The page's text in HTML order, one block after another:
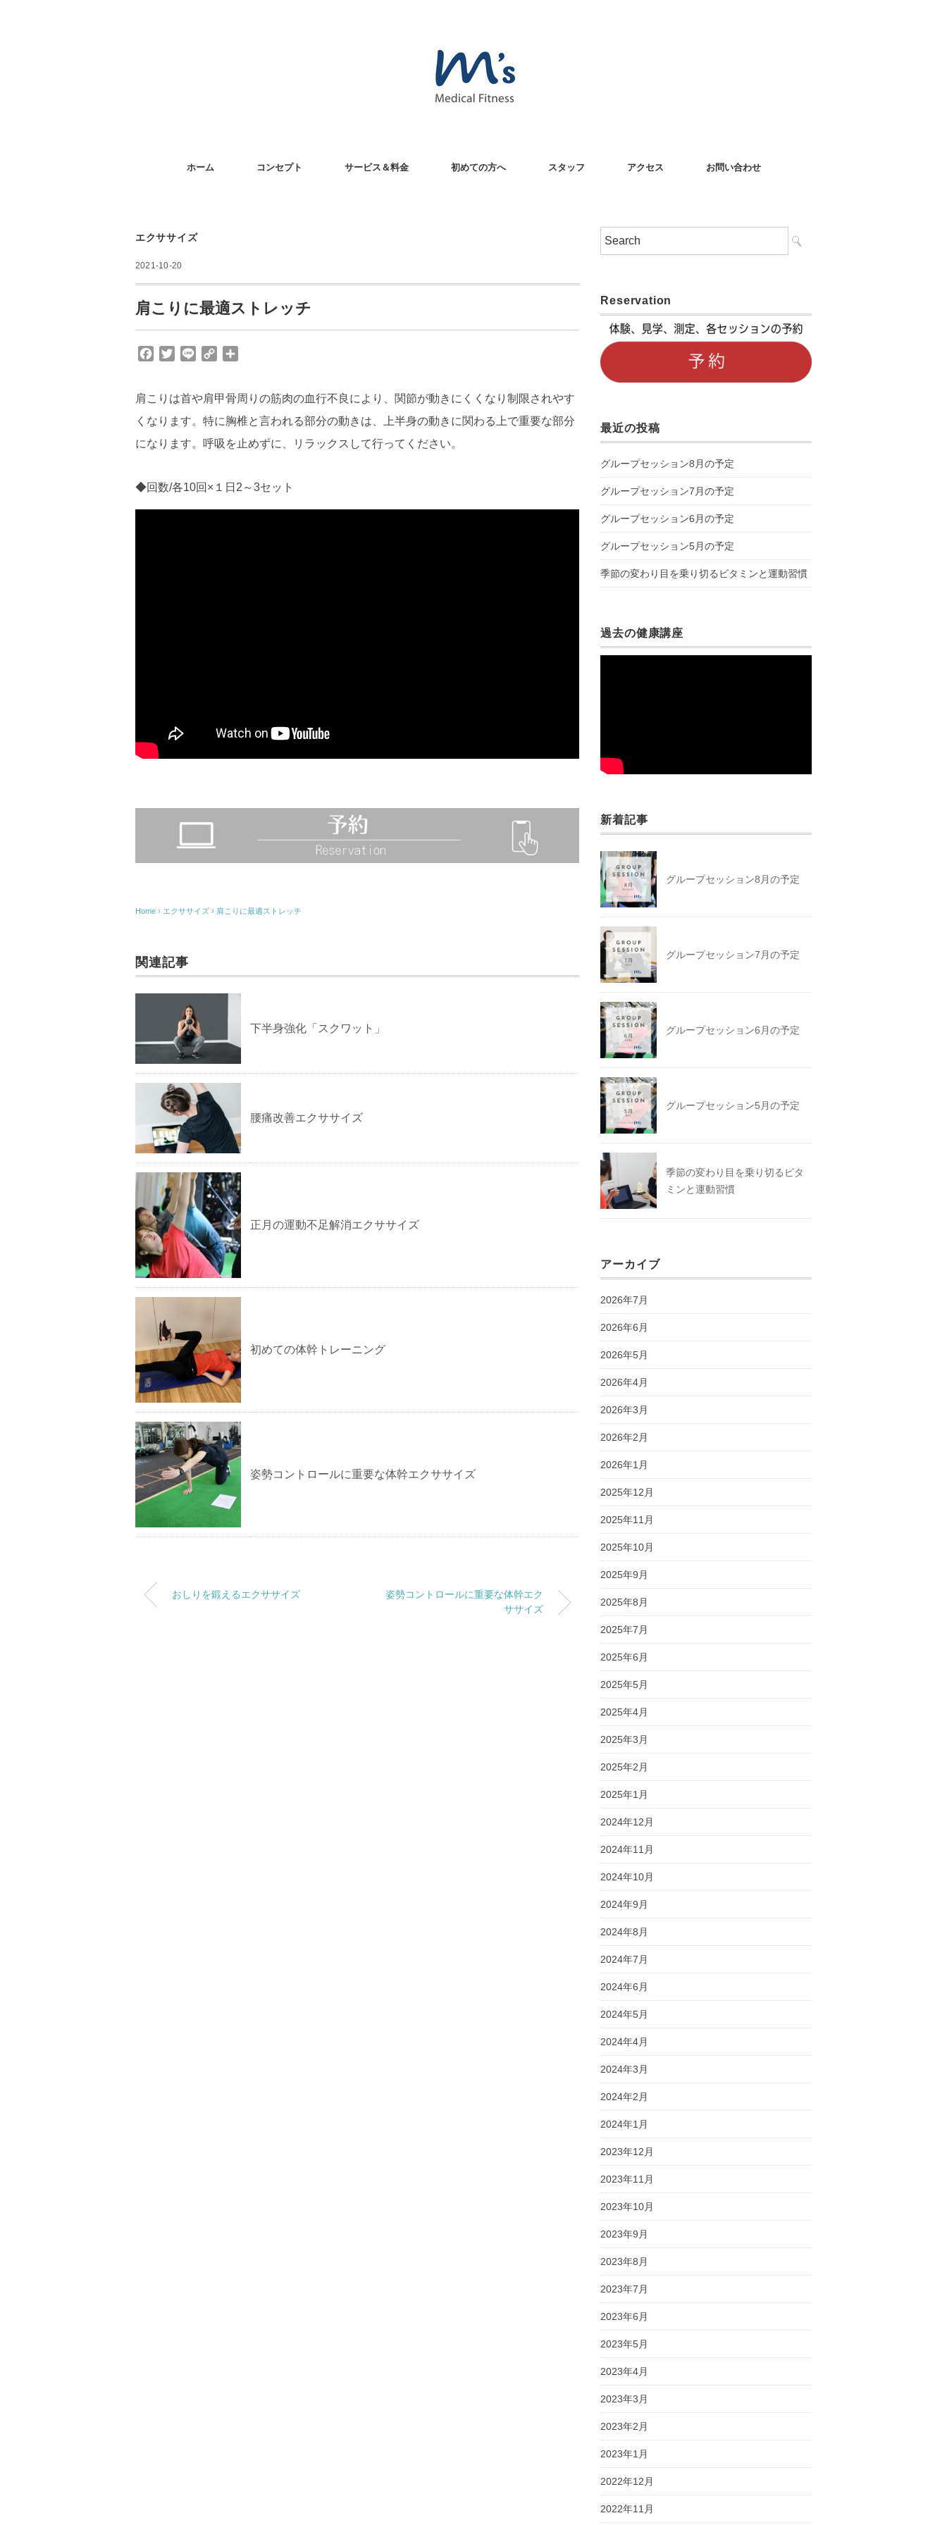
ホーム コンセプト サービス＆料金 初めての方へ スタッフ アクセス お問い合わせ
エクササイズ
2021-10-20
肩こりに最適ストレッチ
e
o
t
t
r
e
y
L
n
肩こりは首や肩甲骨周りの筋肉の血行不良により、関節が動きにくくなり制限されやす
くなります。特に胸椎と言われる部分の動きは、上半身の動きに関わる上で重要な部分
になります。呼吸を止めずに、リラックスして行ってください。
◆回数/各10回×１日2～3セット
Home › エクササイズ › 肩こりに最適ストレッチ
関連記事
下半身強化「スクワット」
腰痛改善エクササイズ
正月の運動不足解消エクササイズ
初めての体幹トレーニング
姿勢コントロールに重要な体幹エクササイズ
おしりを鍛えるエクササイズ
姿勢コントロールに重要な体幹エク
ササイズ
Reservation
最近の投稿
グループセッション8月の予定
グループセッション7月の予定
グループセッション6月の予定
グループセッション5月の予定
季節の変わり目を乗り切るビタミンと運動習慣
過去の健康講座
新着記事
グループセッション8月の予定
グループセッション7月の予定
グループセッション6月の予定
グループセッション5月の予定
季節の変わり目を乗り切るビタ
ミンと運動習慣
アーカイブ
2026年7月
2026年6月
2026年5月
2026年4月
2026年3月
2026年2月
2026年1月
2025年12月
2025年11月
2025年10月
2025年9月
2025年8月
2025年7月
2025年6月
2025年5月
2025年4月
2025年3月
2025年2月
2025年1月
2024年12月
2024年11月
2024年10月
2024年9月
2024年8月
2024年7月
2024年6月
2024年5月
2024年4月
2024年3月
2024年2月
2024年1月
2023年12月
2023年11月
2023年10月
2023年9月
2023年8月
2023年7月
2023年6月
2023年5月
2023年4月
2023年3月
2023年2月
2023年1月
2022年12月
2022年11月